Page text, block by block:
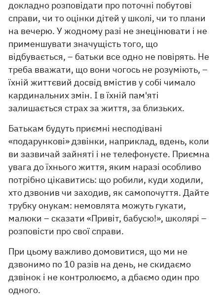
докладно розповідати про поточні побутові
справи, чи то оцінки дітей у школі, чи то плани
на вечерю. У жодному разі не знецінювати і не
применшувати значущість того, що
відбувається, – батьки все одно не повірять. Не
треба вважати, що вони чогось не розуміють, –
їхній життєвий досвід вмістив у собі чимало
кардинальних змін. І в їхній пам'яті
залишається страх за життя, за близьких.
Батькам будуть приємні несподівані
«подарункові» дзвінки, наприклад, вдень, коли
ви зазвичай зайняті і не телефонуєте. Приємна
увага до їхнього життя, яким наразі особливо
потрібно цікавитись: що робили, куди ходили,
хто дзвонив чи заходив, як самопочуття. Дайте
трубку онукам: немовлята можуть гукати,
малюки – сказати «Привіт, бабусю!», школярі –
розповісти про свої справи.
При цьому важливо домовитися, що ми не
дзвонимо по 10 разів на день, не скидаємо
дзвінок і не контролюємо, а дбаємо один про
одного.